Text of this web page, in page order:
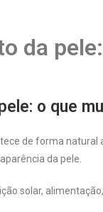
da
o que
de forma natural
da pele.
solar,